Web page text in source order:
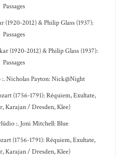
Passages
(1920-2012) & Philip Glass (1937):
Passages
(1920-2012) & Philip Glass (1937):
Passages
Nicholas Payton: Nick@Night
(1756-1791): Réquiem, Exultate,
Karajan / Dresden, Klee)
:. Joni Mitchell: Blue
(1756-1791): Réquiem, Exultate,
Karajan / Dresden, Klee)